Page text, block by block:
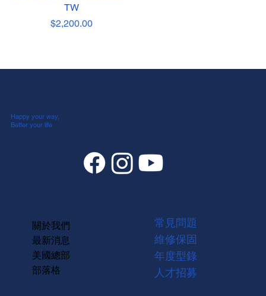
TW
價格
$2,200.00
Happy your way,
Better your life
關於我們
最新消息
美國總部
部落格
常見問題
維修保固
年度型錄
人才招募